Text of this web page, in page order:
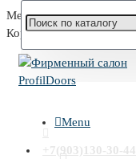
Меню
Корзина
Menu
+7(903)130-30-44